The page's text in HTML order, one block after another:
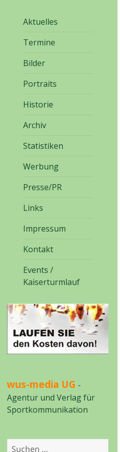
Aktuelles
Termine
Bilder
Portraits
Historie
Archiv
Statistiken
Werbung
Presse/PR
Links
Impressum
Kontakt
Events /
Kaiserturmlauf
wus-media UG -
Agentur und Verlag für
Sportkommunikation
Suchen